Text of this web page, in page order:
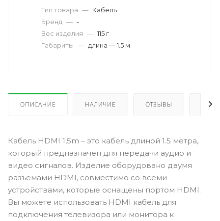
Тип товара — Кабель
Бренд — -
Вес изделия — 115 г
Габариты — длина — 1.5 м
ОПИСАНИЕ НАЛИЧИЕ ОТЗЫВЫ КАК
Кабель HDMI 1,5m – это кабель длиной 1.5 метра,
который предназначен для передачи аудио и
видео сигналов. Изделие оборудовано двумя
разъемами HDMI, совместимо со всеми
устройствами, которые оснащены портом HDMI.
Вы можете использовать HDMI кабель для
подключения телевизора или монитора к